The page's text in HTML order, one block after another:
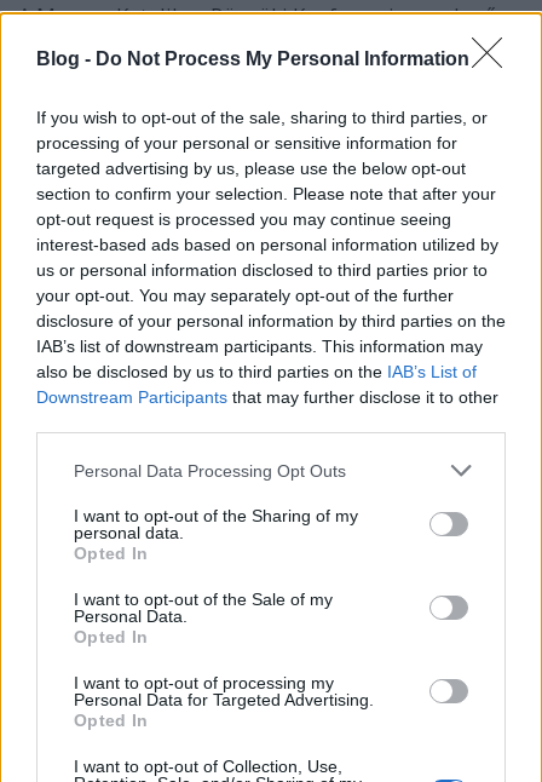
Blog - Do Not Process My Personal Information
If you wish to opt-out of the sale, sharing to third parties, or
processing of your personal or sensitive information for
targeted advertising by us, please use the below opt-out
section to confirm your selection. Please note that after your
opt-out request is processed you may continue seeing
interest-based ads based on personal information utilized by
us or personal information disclosed to third parties prior to
your opt-out. You may separately opt-out of the further
disclosure of your personal information by third parties on the
IAB’s list of downstream participants. This information may
also be disclosed by us to third parties on the IAB’s List of
Downstream Participants that may further disclose it to other
Please note that this website/app uses one or more Google
not limited to your visit or usage behaviour. You may click to
grant or deny consent to Google and its third-party tags to
use your data for below specified purposes in below Google
consent section.
Personal Data Processing Opt Outs
I want to opt-out of the Sharing of my
personal data.
Opted In
I want to opt-out of the Sale of my
Personal Data.
Opted In
I want to opt-out of processing my
Personal Data for Targeted Advertising.
Opted In
I want to opt-out of Collection, Use,
A Magyar Katolikus Püspöki Konferencia meglepő
szomorúságát és megdöbbenését fejezi ki egy
arra, hogy tisztelje a másik ember méltóságát,
továbbá a választott tisztségviselőtől való
elhatárolódást vár, a közjót…
Maradj velünk KDNP, s külön Semjén
Zsolt!
LaszloGalambos• 2020. január 18.
állítása szerint vatikáni körök is kérik pártját, a